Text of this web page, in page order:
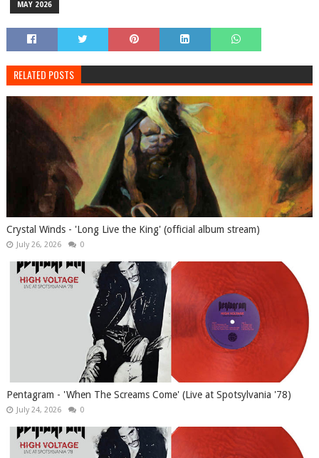
MAY 2026
RELATED POSTS
Crystal Winds - 'Long Live the King' (official album stream)
July 26, 2026 0
Pentagram - 'When The Screams Come' (Live at Spotsylvania '78)
July 24, 2026 0